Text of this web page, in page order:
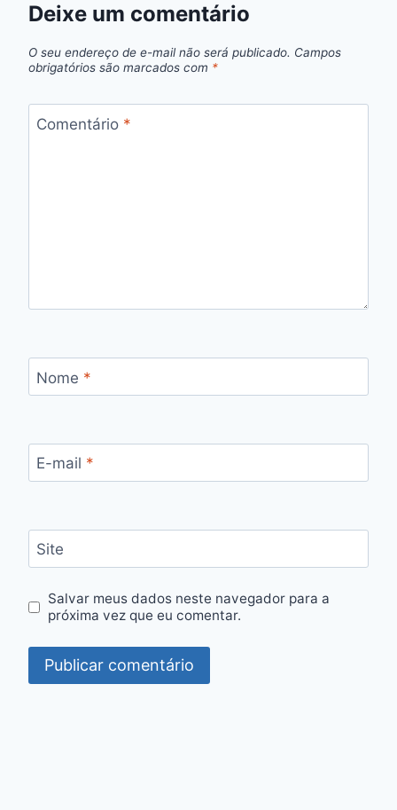
Deixe um comentário
O seu endereço de e-mail não será publicado. Campos
obrigatórios são marcados com *
Comentário *
Nome *
E-mail *
Site
Salvar meus dados neste navegador para a
próxima vez que eu comentar.